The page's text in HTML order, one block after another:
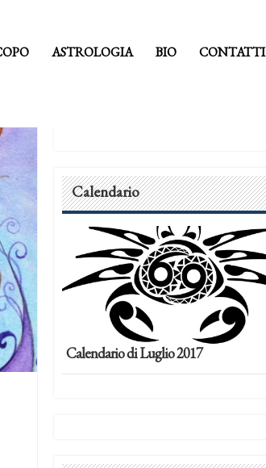
ASTROLOGIA BIO CONTATTI
Calendario
Calendario di Luglio 2017